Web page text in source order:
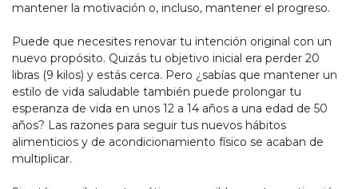
mantener la motivación o, incluso, mantener el progreso.
Puede que necesites renovar tu intención original con un
nuevo propósito. Quizás tu objetivo inicial era perder 20
libras (9 kilos) y estás cerca. Pero ¿sabías que mantener un
estilo de vida saludable también puede prolongar tu
esperanza de vida en unos 12 a 14 años a una edad de 50
años? Las razones para seguir tus nuevos hábitos
alimenticios y de acondicionamiento físico se acaban de
multiplicar.